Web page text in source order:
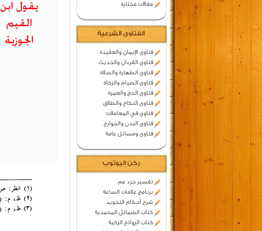
مقالات مختارة
الفتاوى الشرعية
فتاوى الإيمان والعقيدة
فتاوى القرءان والحديث
فتاوى الطهارة والصلاة
فتاوى الصيام والزكاة
فتاوى الحج والعمرة
فتاوى النكاح والطلاق
فتاوى في المعاملات
فتاوى البدن والجوارح
فتاوى ومسائل عامة
ركن اليوتوب
تفسير جزء عم
برنامج علامات الساعة
شرح أحكام التجويد
كتاب الشمائل المحمدية
كتاب الروائح الزكية